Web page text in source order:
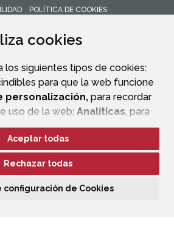
cookies
los siguientes tipos de cookies:
para que la web funcione
personalización, para recordar
uso de la web; Analíticas, para
de la web y sus servicios.
el botón“Aceptar todas”
su uso. Si pulsa el botón
guardarán las cookies técnicas
Aceptar todas
Rechazar todas
configuración de Cookies
POLÍTICA DE COOKIES